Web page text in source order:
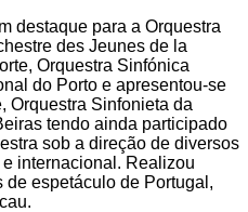
destaque para a Orquestra
des Jeunes de la
Orquestra Sinfónica
do Porto e apresentou-se
Orquestra Sinfonieta da
tendo ainda participado
sob a direção de diversos
internacional. Realizou
espetáculo de Portugal,